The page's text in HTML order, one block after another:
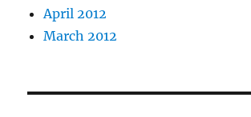
April 2012
March 2012